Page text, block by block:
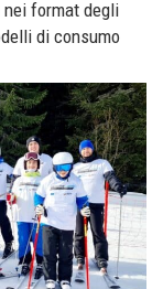
nei format degli
di consumo